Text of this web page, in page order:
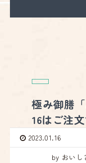
極み御膳
16はご注
2023.01.16
by おいし